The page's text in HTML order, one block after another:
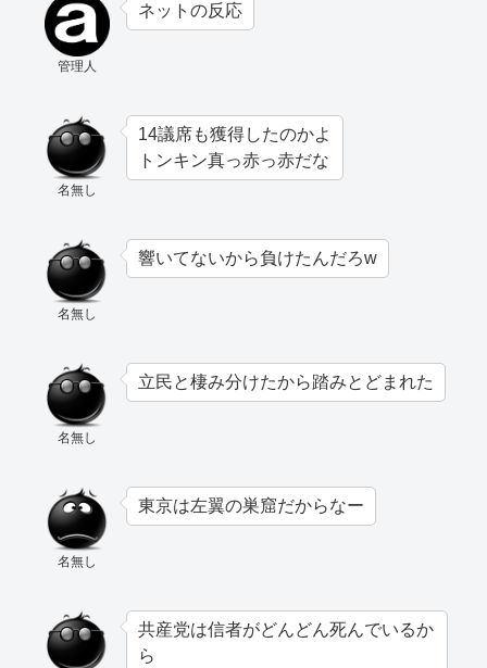
管理人
ネットの反応
名無し
14議席も獲得したのかよ
トンキン真っ赤っ赤だな
名無し
響いてないから負けたんだろw
名無し
立民と棲み分けたから踏みとどまれた
名無し
東京は左翼の巣窟だからなー
共産党は信者がどんどん死んでいるか
ら